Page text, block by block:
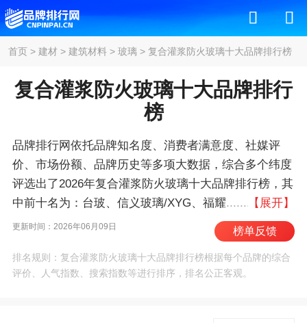
首页 > 建材> 建筑材料> 玻璃 > 复合灌浆防火玻璃十大品牌排行榜
复合灌浆防火玻璃十大品牌排行
榜
品牌排行网依托品牌知名度、消费者满意度、社媒评
价、市场份额、品牌历史等多项大数据，综合多个纬度
评选出了2026年复合灌浆防火玻璃十大品牌排行榜，其
中前十名为：台玻、信义玻璃/XYG、福耀玻璃、中
玻/CNG、南玻/SG、旗滨、福莱特/FGG、耀皮、金
晶/G-CRYSTAL、洛玻/CLFG 。我们致力于用最真实的
数据告诉您复合灌浆防火玻璃什么牌子好，供您参考。
【展开】
更新时间：2026年06月09日 榜单反馈
排名规则：复合灌浆防火玻璃十大品牌排行榜根据每个品牌的综合
评价、人气指数、搜索指数等进行排序，排名公正客观。